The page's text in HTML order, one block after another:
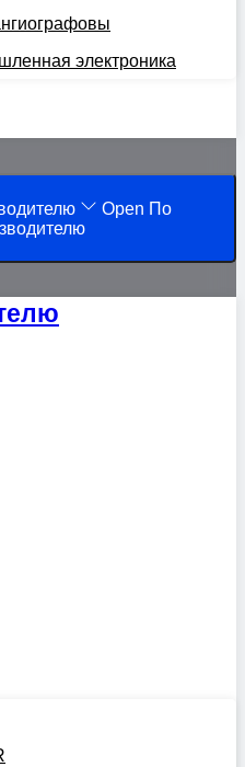
электроника
Open По